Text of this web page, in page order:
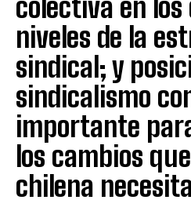
colectiva en
niveles de la
sindical; y
sindicalismo
importante
los cambios
chilena